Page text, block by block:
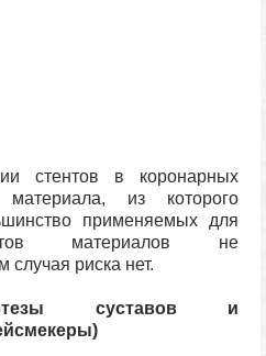
стентов в коронарных
из которого
применяемых для
материалов не
риска нет.
суставов и